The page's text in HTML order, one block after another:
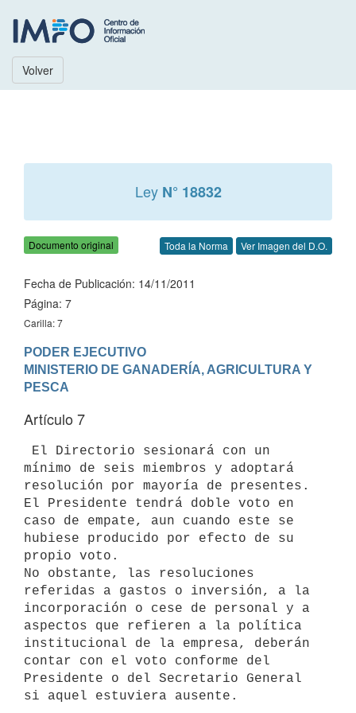
Volver
Ley N° 18832
Documento original Toda la Norma Ver Imagen del D.O.
Fecha de Publicación: 14/11/2011
Página: 7
Carilla: 7
PODER EJECUTIVO
MINISTERIO DE GANADERÍA, AGRICULTURA Y
Artículo 7
mínimo de seis miembros y adoptará
resolución por mayoría de presentes.
El Presidente tendrá doble voto en
caso de empate, aun cuando este se
hubiese producido por efecto de su
propio voto.
No obstante, las resoluciones
referidas a gastos o inversión, a la
incorporación o cese de personal y a
aspectos que refieren a la política
institucional de la empresa, deberán
contar con el voto conforme del
Presidente o del Secretario General